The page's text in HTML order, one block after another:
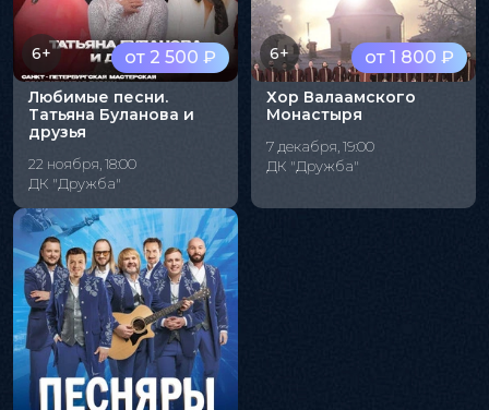
от 2 500 ₽
6+
Любимые песни.
Татьяна Буланова и
друзья
22 ноября, 18:00
ДК "Дружба"
от 1 800 ₽
6+
Хор Валаамского
Монастыря
7 декабря, 19:00
ДК "Дружба"